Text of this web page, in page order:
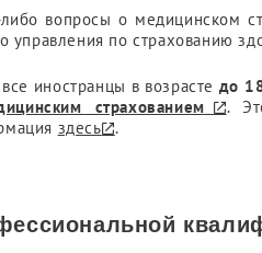
либо вопросы о медицинском
управления по страхованию
все иностранцы в возрасте до
страхованием
.
здесь .